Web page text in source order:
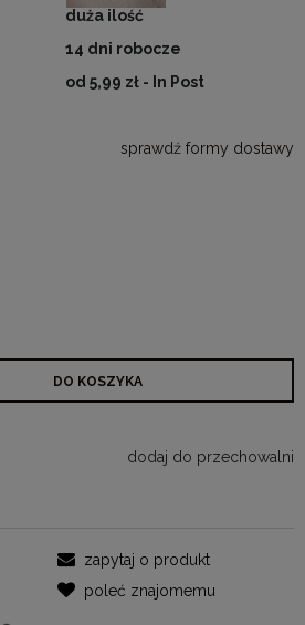
duża ilość
14 dni robocze
od 5,99 zł - In Post
sprawdź formy dostawy
DO KOSZYKA
dodaj do przechowalni
zapytaj o produkt
poleć znajomemu